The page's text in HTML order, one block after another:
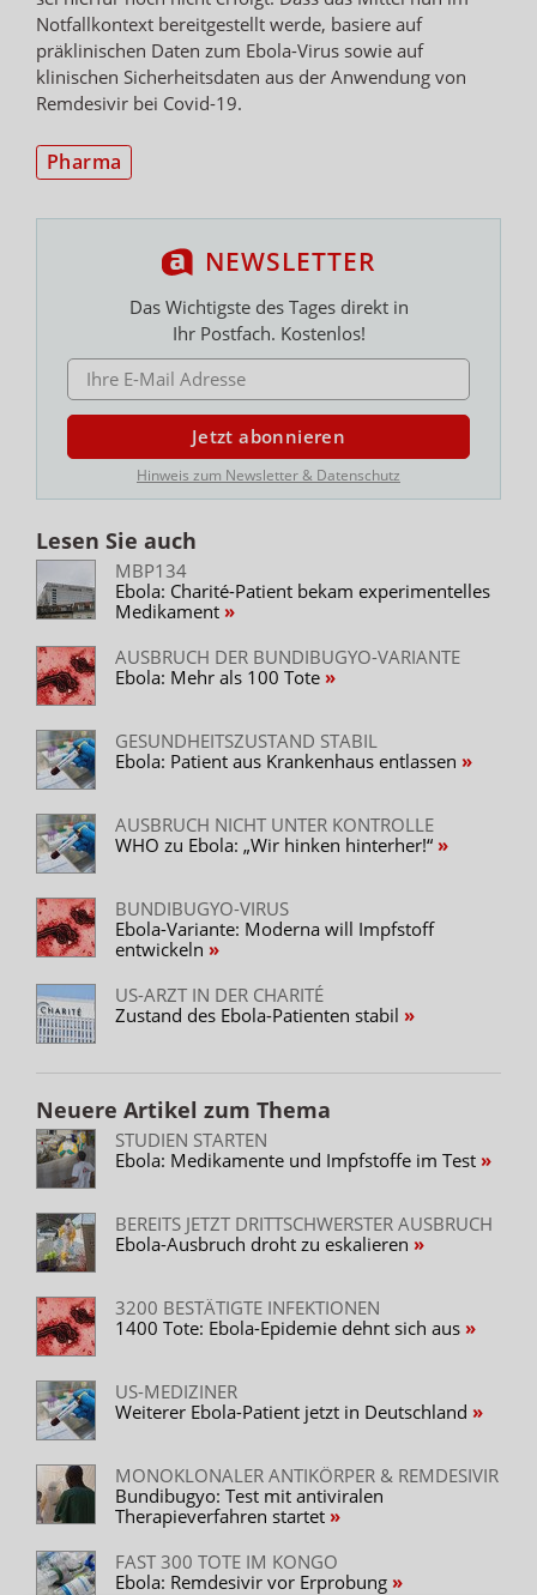
Notfallkontext bereitgestellt werde, basiere auf
präklinischen Daten zum Ebola-Virus sowie auf
klinischen Sicherheitsdaten aus der Anwendung von
Remdesivir bei Covid-19.
Pharma
NEWSLETTER
Das Wichtigste des Tages direkt in
Ihr Postfach. Kostenlos!
E-MAIL ADRESSE
Jetzt abonnieren
Hinweis zum Newsletter & Datenschutz
Lesen Sie auch
MBP134
Ebola: Charité-Patient bekam experimentelles
Medikament
AUSBRUCH DER BUNDIBUGYO-VARIANTE
Ebola: Mehr als 100 Tote
GESUNDHEITSZUSTAND STABIL
Ebola: Patient aus Krankenhaus entlassen
AUSBRUCH NICHT UNTER KONTROLLE
WHO zu Ebola: „Wir hinken hinterher!“
BUNDIBUGYO-VIRUS
Ebola-Variante: Moderna will Impfstoff
entwickeln
US-ARZT IN DER CHARITÉ
Zustand des Ebola-Patienten stabil
Neuere Artikel zum Thema
STUDIEN STARTEN
Ebola: Medikamente und Impfstoffe im Test
BEREITS JETZT DRITTSCHWERSTER AUSBRUCH
Ebola-Ausbruch droht zu eskalieren
3200 BESTÄTIGTE INFEKTIONEN
1400 Tote: Ebola-Epidemie dehnt sich aus
US-MEDIZINER
Weiterer Ebola-Patient jetzt in Deutschland
MONOKLONALER ANTIKÖRPER & REMDESIVIR
Bundibugyo: Test mit antiviralen
Therapieverfahren startet
FAST 300 TOTE IM KONGO
Ebola: Remdesivir vor Erprobung